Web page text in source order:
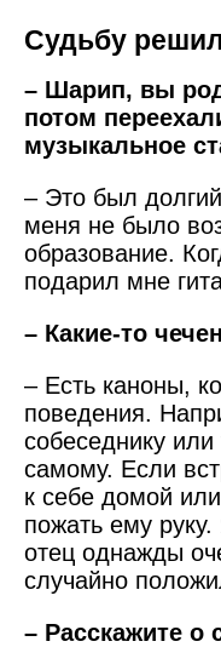
Судьбу
– Шарип, вы
потом
музыкальное
– Это был
меня не было
образование.
подарил мне
– Какие-то
– Есть каноны,
поведения.
собеседнику
самому. Если
к себе домой
пожать ему
отец однажды
случайно
– Расскажите о